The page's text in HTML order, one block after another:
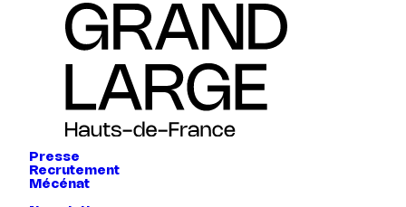
Presse
Recrutement
Mécénat